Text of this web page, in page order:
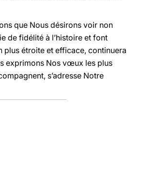
que Nous désirons voir non
de fidélité à l’histoire et font
plus étroite et efficace, continuera
exprimons Nos vœux les plus
s’adresse Notre